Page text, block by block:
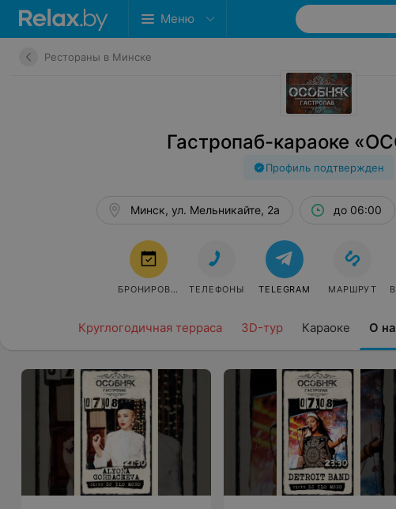
Меню
Рестораны в Минске
Гастропаб-караоке
Профиль подтвержден
Круглогодичная терраса 3D-тур Караоке О
Минск, ул. Мельникайте, 2а до 06:00
БРОНИРОВАТЬ ТЕЛЕФОНЫ TELEGRAM МАРШРУТ